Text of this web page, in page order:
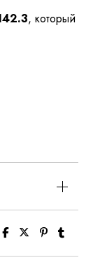
, который